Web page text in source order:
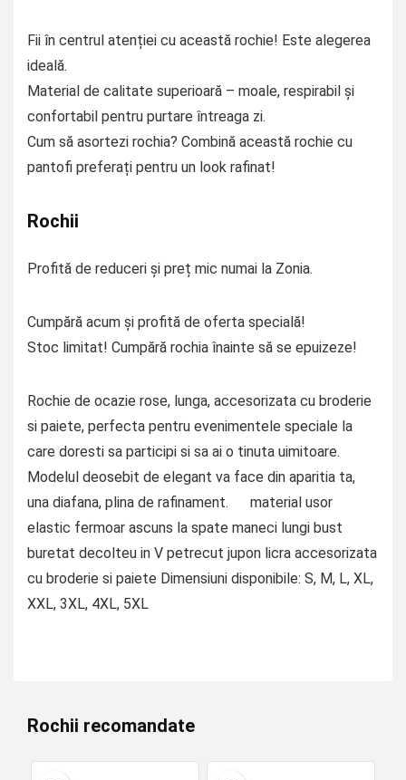
Fii în centrul atenției cu această rochie! Este alegerea
ideală.
Material de calitate superioară – moale, respirabil și
confortabil pentru purtare întreaga zi.
Cum să asortezi rochia? Combină această rochie cu
pantofi preferați pentru un look rafinat!
Rochii
Profită de reduceri și preț mic numai la Zonia.
Cumpără acum și profită de oferta specială!
Stoc limitat! Cumpără rochia înainte să se epuizeze!
Rochie de ocazie rose, lunga, accesorizata cu broderie
si paiete, perfecta pentru evenimentele speciale la
care doresti sa participi si sa ai o tinuta uimitoare.
Modelul deosebit de elegant va face din aparitia ta,
una diafana, plina de rafinament. material usor
elastic fermoar ascuns la spate maneci lungi bust
buretat decolteu in V petrecut jupon licra accesorizata
cu broderie si paiete Dimensiuni disponibile: S, M, L, XL,
XXL, 3XL, 4XL, 5XL
Rochii recomandate